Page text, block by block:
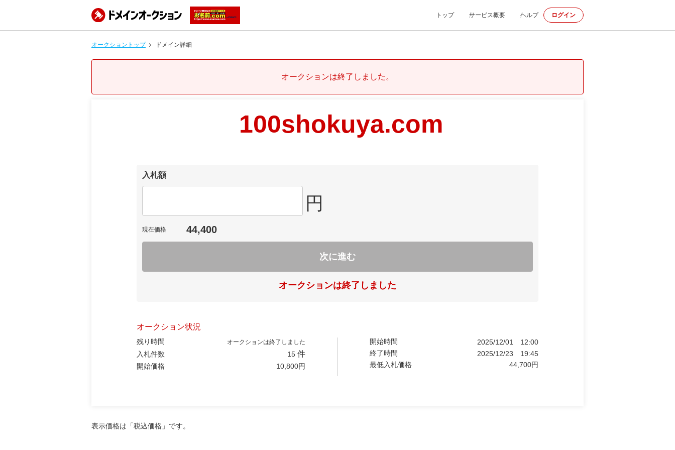
トップ サービス概要 ヘルプ ログイン
オークショントップ ドメイン詳細
オークションは終了しました。
100shokuya.com
入札額
円
現在価格 44,400
次に進む
オークションは終了しました
オークション状況
残り時間 オークションは終了しました
入札件数 15 件
開始価格 10,800円
開始時間 2025/12/01
12:00
終了時間
2025/12/23
19:45
最低入札価格
44,700円
表示価格は「税込価格」です。